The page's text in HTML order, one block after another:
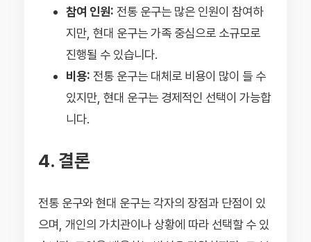
참여 인원: 전통 운구는 많은 인원이 참여하
지만, 현대 운구는 가족 중심으로 소규모로
진행될 수 있습니다.
비용: 전통 운구는 대체로 비용이 많이 들 수
있지만, 현대 운구는 경제적인 선택이 가능합
니다.
4. 결론
전통 운구와 현대 운구는 각자의 장점과 단점이 있
으며, 개인의 가치관이나 상황에 따라 선택할 수 있